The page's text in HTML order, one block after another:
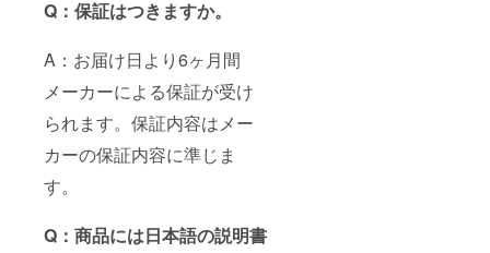
Q：保証はつきますか。
A：お届け日より6ヶ月間
メーカーによる保証が受け
られます。保証内容はメー
カーの保証内容に準じま
す。
Q：商品には日本語の説明書